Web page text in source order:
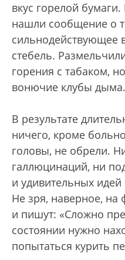
вкус горелой
нашли сообщение о
сильнодействующее
стебель.
горения с табаком,
вонючие клубы дыма.
В результате
ничего, кроме
головы, не обрели.
галлюцинаций, ни
и удивительных
Не зря, наверное, на
и пишут: «Сложно
состоянии нужно
попытаться курить